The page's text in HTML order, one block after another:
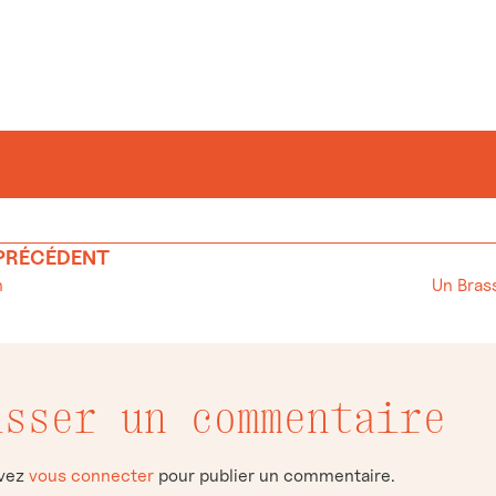
un commentaire
vous connecter pour publier un commentaire.